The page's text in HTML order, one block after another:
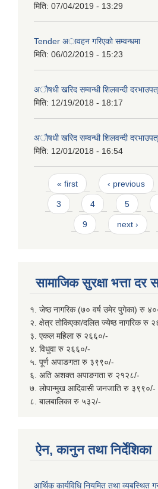
मिति: 07/04/2019 - 13:29
Tender अावहन गरिएकाे सम्वन्धमा
मिति: 06/02/2019 - 15:23
अाैषधी खरिद सम्वन्धी शिलवन्दी
मिति: 12/19/2018 - 18:17
अाैषधी खरिद सम्वन्धी शिलवन्दी
मिति: 12/01/2018 - 16:54
Pages
« first ‹ previous
3 4 5
9 next ›
सामाजिक सुरक्षा भत्ता दर
१. जेष्ठ नागरिक (७० वर्ष उमेर पुगेका) रु
२. क्षेत्र तोकिएका/दलित ज्येष्ठ नागरिक रु
३. एकल महिला रु २६६०/-
४. विधुवा रु २६६०/-
५. पूर्ण अपाङगता रु ३९९०/-
६. अति अशक्त अपाङगता रु २१२८/-
७. लोपान्मुख आदिवासी जनजाति रु ३९९०/-
८. बालबालिका रु ५३२/-
ऐन, कानुन तथा निर्देशिका
आर्थिक कार्यविधि नियमित तथा व्यबस्थित